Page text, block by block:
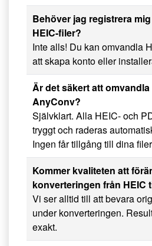
Behöver jag registrera
HEIC-filer?
Inte alls! Du kan omvandla
att skapa konto eller
Är det säkert att omvandla
AnyConv?
Självklart. Alla HEIC- och
tryggt och raderas
Ingen får tillgång till dina
Kommer kvaliteten att
konverteringen från HEIC
Vi ser alltid till att bevara
under konverteringen.
exakt.